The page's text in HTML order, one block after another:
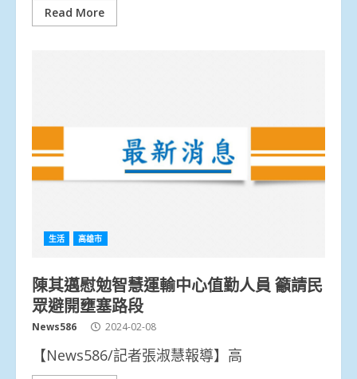
Read More
生活 高雄市
陳其邁慰勉智慧運輸中心值勤人員 籲請民
眾避開壅塞路段
News586 2024-02-08
【News586/記者張淑慧報導】高